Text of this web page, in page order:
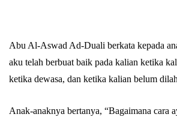
Abu Umar
Abu Al-Aswad Ad-Duali berkata kepada
aku telah berbuat baik pada kalian ketika
ketika dewasa, dan ketika kalian belum
Anak-anaknya bertanya, “Bagaimana cara